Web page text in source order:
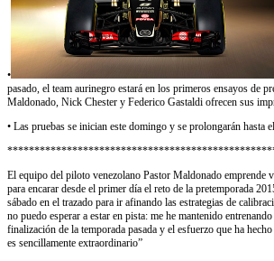
•
pasado, el team aurinegro estará en los primeros ensayos de
Maldonado, Nick Chester y Federico Gastaldi ofrecen sus
• Las pruebas se inician este domingo y se prolongarán hasta
El equipo del piloto venezolano Pastor Maldonado emprende
para encarar desde el primer día el reto de la pretemporada
sábado en el trazado para ir afinando las estrategias de
no puedo esperar a estar en pista: me he mantenido
finalización de la temporada pasada y el esfuerzo que ha
es sencillamente extraordinario”